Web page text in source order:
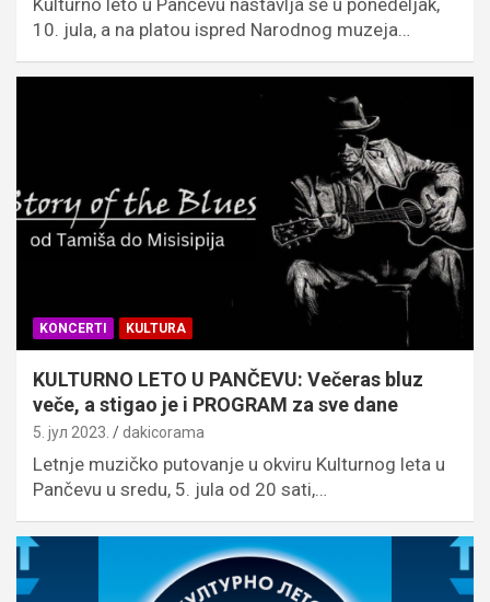
10. jula, a na platou ispred Narodnog muzeja…
KONCERTI KULTURA
KULTURNO LETO U PANČEVU: Večeras bluz
veče, a stigao je i PROGRAM za sve dane
5. јул 2023. dakicorama
Letnje muzičko putovanje u okviru Kulturnog leta u
Pančevu u sredu, 5. jula od 20 sati,…